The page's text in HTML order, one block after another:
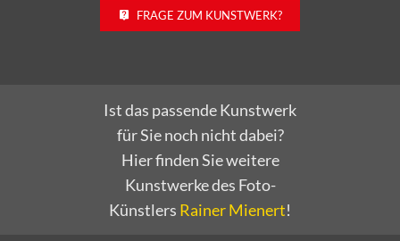
FRAGE ZUM KUNSTWERK?
Ist das passende Kunstwerk
für Sie noch nicht dabei?
Hier finden Sie weitere
Kunstwerke des Foto-
Künstlers Rainer Mienert!